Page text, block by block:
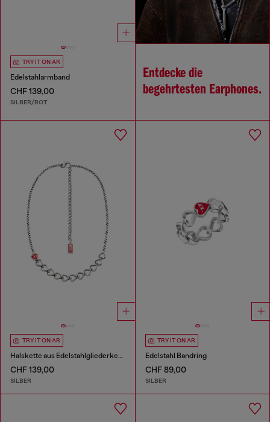
TRY IT ON AR
Edelstahlarmband
CHF 139,00
SILBER/ROT
Entdecke die
begehrtesten Earphones.
TRY IT ON AR
Halskette aus Edelstahlgliederkette
CHF 139,00
SILBER
TRY IT ON AR
Edelstahl Bandring
CHF 89,00
SILBER